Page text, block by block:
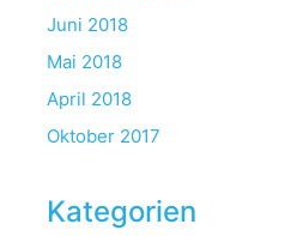
Juni 2018
Mai 2018
April 2018
Oktober 2017
Kategorien